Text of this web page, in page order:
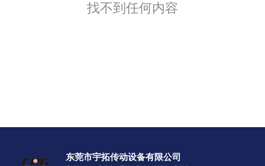
找不到任何内容
东莞市宇拓传动设备有限公司